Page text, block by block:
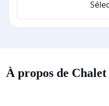
À propos de